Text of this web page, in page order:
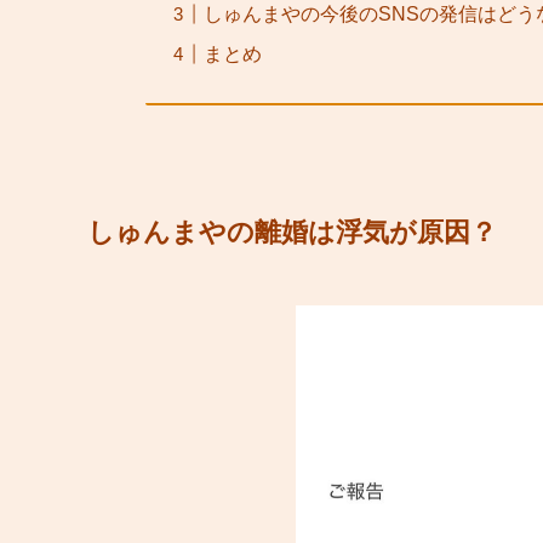
しゅんまやの今後のSNSの発信はどう
まとめ
しゅんまやの離婚は浮気が原因？